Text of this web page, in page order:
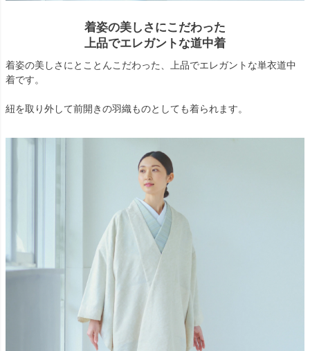
着姿の美しさにこだわった
上品でエレガントな道中着
着姿の美しさにとことんこだわった、上品でエレガントな単衣道中
着です。
紐を取り外して前開きの羽織ものとしても着られます。